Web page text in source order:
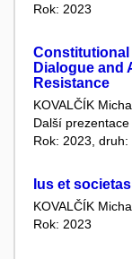
Rok: 2023
Constitutional
Dialogue and
Resistance
KOVALČÍK
Další
Rok: 2023,
Ius et societas
KOVALČÍK
Rok: 2023